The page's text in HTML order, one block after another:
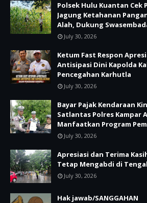
Polsek Hulu Kuantan Cek
Jagung Ketahanan
Alah, Dukung
July 30, 2026
Ketum Fast Respon
Antisipasi Dini Kapolda
Pencegahan Karhutla
July 30, 2026
Bayar Pajak Kendaraan
Satlantas Polres Kampar
Manfaatkan Program
July 30, 2026
Apresiasi dan Terima
Tetap Mengabdi di
July 30, 2026
Hak jawab/SANGGAHAN